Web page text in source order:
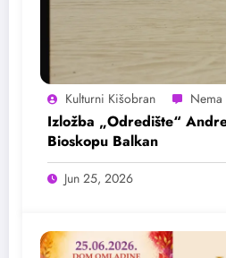
Kulturni Kišobran
Izložba „Odredište“
Bioskopu Balkan
Jun 25, 2026